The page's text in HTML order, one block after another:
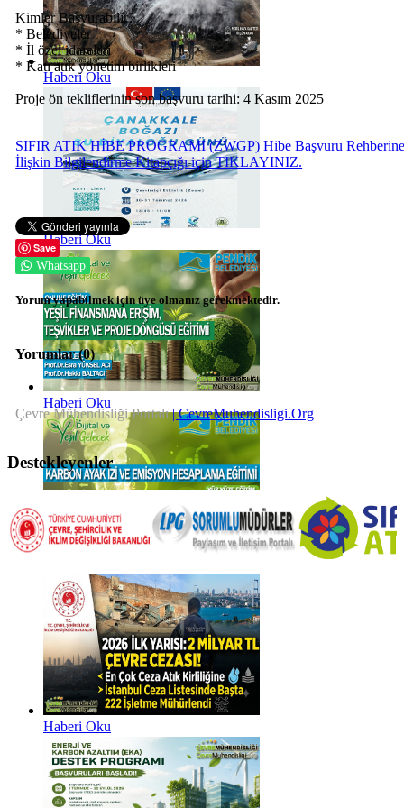
Haberi Oku
Haberi Oku
Haberi Oku
Haberi Oku
Kimler Başvurabilir?
* Belediyeler
* İl özel idareleri
* Katı atık yönetim birlikleri
Proje ön tekliflerinin son başvuru tarihi: 4 Kasım 2025
SIFIR ATIK HİBE PROGRAMI (ZWGP) Hibe Başvuru
İlişkin Bilgilendirme Kitapçığı için TIKLAYINIZ.
Save
Whatsapp
Yorum yapabilmek için üye olmanız gerekmektedir.
Yorumlar (0)
Çevre Mühendisliği Portalı| CevreMuhendisligi.Org
Destekleyenler